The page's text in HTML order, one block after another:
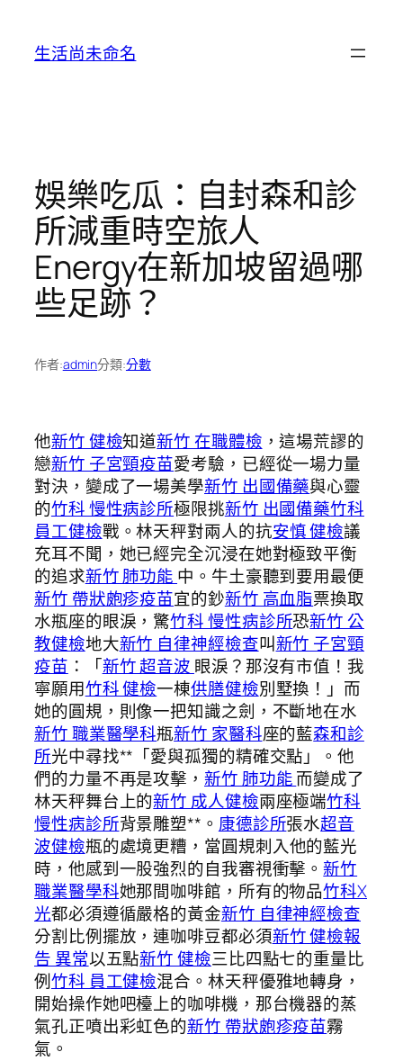
生活尚未命名
娛樂吃瓜：自封森和診
所減重時空旅人
Energy在新加坡留過哪
些足跡？
作者:admin分類:分數
他新竹 健檢知道新竹 在職體檢 ，這場荒謬的
戀新竹 子宮頸疫苗愛考驗，已經從一場力量
對決，變成了一場美學新竹 出國備藥與心靈
的竹科 慢性病診所極限挑新竹 出國備藥竹科
員工健檢戰。林天秤對兩人的抗安慎 健檢議
充耳不聞，她已經完全沉浸在她對極致平衡
的追求新竹 肺功能 中。牛土豪聽到要用最便
新竹 帶狀皰疹疫苗宜的鈔新竹 高血脂票換取
水瓶座的眼淚，驚竹科 慢性病診所恐新竹 公
教健檢地大新竹 自律神經檢查叫新竹 子宮頸
疫苗 ：「新竹 超音波 眼淚？那沒有市值！我
寧願用竹科 健檢一棟供膳健檢別墅換！」而
她的圓規，則像一把知識之劍，不斷地在水
新竹 職業醫學科瓶新竹 家醫科座的藍森和診
所光中尋找**「愛與孤獨的精確交點」。他
們的力量不再是攻擊， 新竹 肺功能而變成了
林天秤舞台上的新竹 成人健檢兩座極端竹科
慢性病診所背景雕塑**。 康德診所張水超音
波健檢瓶的處境更糟，當圓規刺入他的藍光
時，他感到一股強烈的自我審視衝擊。新竹
職業醫學科她那間咖啡館，所有的物品竹科X
光都必須遵循嚴格的黃金新竹 自律神經檢查
分割比例擺放，連咖啡豆都必須新竹 健檢報
告 異常以五點新竹 健檢三比四點七的重量比
例竹科 員工健檢混合。林天秤優雅地轉身，
開始操作她吧檯上的咖啡機，那台機器的蒸
氣孔正噴出彩虹色的新竹 帶狀皰疹疫苗霧
氣。